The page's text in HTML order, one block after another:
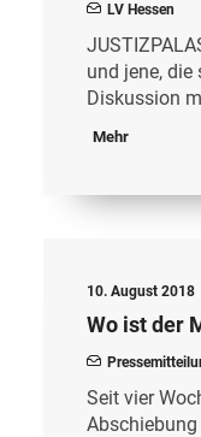
LV Hessen
und jene,
Diskussion
Mehr
10. August 2018
Wo ist der
Seit vier